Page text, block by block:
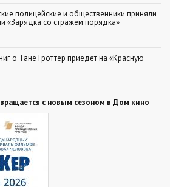
полицейские и общественники приняли
«Зарядка со стражем порядка»
о Тане Гроттер приедет на «Красную
с новым сезоном в Дом кино